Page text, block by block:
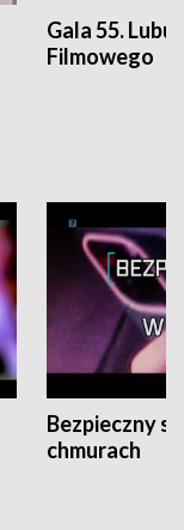
Gala 55.
Filmowego
Bezpieczny
chmurach